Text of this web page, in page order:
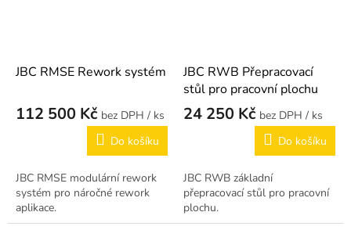
JBC RMSE Rework systém
112 500 Kč
/ ks
Do košíku
JBC RMSE modulární rework
systém pro náročné rework
aplikace.
JBC RWB Přepracovací
stůl pro pracovní plochu
24 250 Kč
/ ks
Do košíku
JBC RWB základní
přepracovací stůl pro pracovní
plochu.